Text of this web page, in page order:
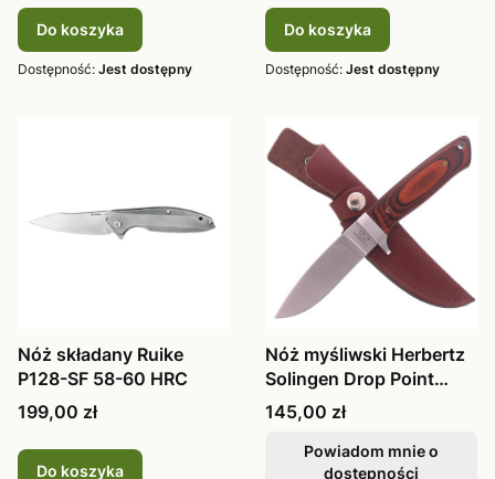
Do koszyka
Dostępność: Jest dostępny
Do koszyka
Dostępność: Jest dostępny
Nóż składany Ruike
P128-SF 58-60 HRC
Cena
199,00 zł
Do koszyka
Nóż myśliwski Herbertz
Solingen Drop Point
114210
Cena
145,00 zł
Powiadom mnie o
dostępności